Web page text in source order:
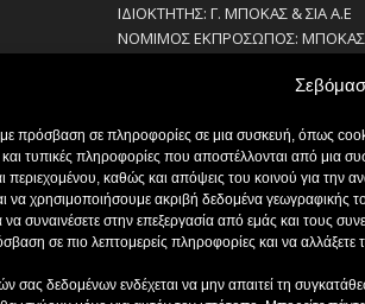
πρόσβαση σε πληροφορίες σε μια συσκευή, όπως
τυπικές πληροφορίες που αποστέλλονται από μια
περιεχομένου, καθώς και απόψεις του κοινού για την
να χρησιμοποιήσουμε ακριβή δεδομένα γεωγραφικής
συναινέσετε στην επεξεργασία από εμάς και τους
σε πιο λεπτομερείς πληροφορίες και να αλλάξετε
δεδομένων ενδέχεται να μην απαιτεί τη
ΙΔΙΟΚΤΗΤΗΣ: Γ. ΜΠΟΚΑΣ & ΣΙΑ Α.Ε
ΝΟΜΙΜΟΣ ΕΚΠΡΟΣΩΠΟΣ:
ΔΙΕΥΘΥΝΤΗΣ
ΣΙΑ Α.Ε
ΔΗΜΟΣΙΟΓΡΑΦΟΙ:
ΚΟΥΤΣΙΚΟΣ ΠΑΝΤΕΛΗΣ
ΒΑΚΡΑΚΟΥ ΣΟΦΙΑ
ΠΑΠΑΔΗΜΗΤΡΙΟΥ ΔΗΜΗΤΡΗΣ